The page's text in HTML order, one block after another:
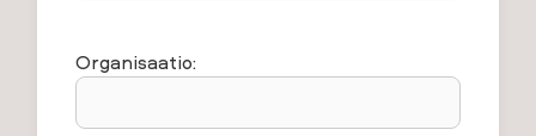
Organisaatio: